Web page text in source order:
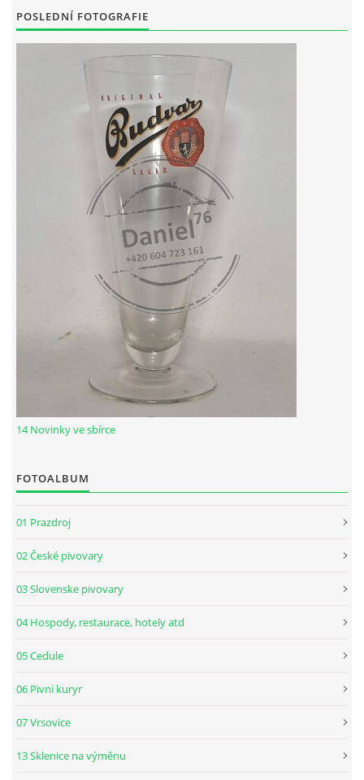
POSLEDNÍ FOTOGRAFIE
14 Novinky ve sbírce
FOTOALBUM
01 Prazdroj
02 České pivovary
03 Slovenske pivovary
04 Hospody, restaurace, hotely atd
05 Cedule
06 Pivni kuryr
07 Vrsovice
13 Sklenice na výměnu